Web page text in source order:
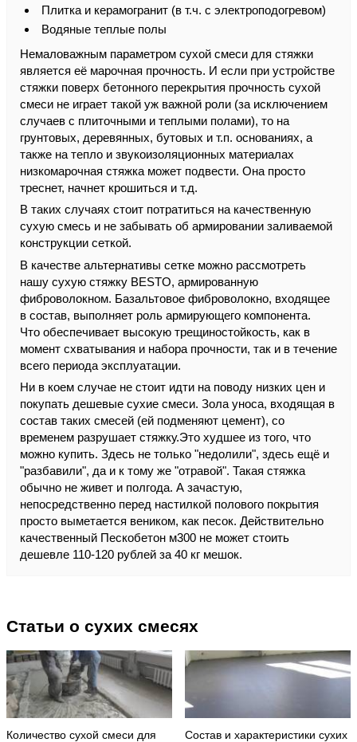
Плитка и керамогранит (в т.ч. с электроподогревом)
Водяные теплые полы
Немаловажным параметром сухой смеси для стяжки
является её марочная прочность. И если при устройстве
стяжки поверх бетонного перекрытия прочность сухой
смеси не играет такой уж важной роли (за исключением
случаев с плиточными и теплыми полами), то на
грунтовых, деревянных, бутовых и т.п. основаниях, а
также на тепло и звукоизоляционных материалах
низкомарочная стяжка может подвести. Она просто
треснет, начнет крошиться и т.д.
В таких случаях стоит потратиться на качественную
сухую смесь и не забывать об армировании заливаемой
конструкции сеткой.
В качестве альтернативы сетке можно рассмотреть
нашу сухую стяжку BESTO, армированную
фиброволокном. Базальтовое фиброволокно, входящее
в состав, выполняет роль армирующего компонента.
Что обеспечивает высокую трещиностойкость, как в
момент схватывания и набора прочности, так и в течение
всего периода эксплуатации.
Ни в коем случае не стоит идти на поводу низких цен и
покупать дешевые сухие смеси. Зола уноса, входящая в
состав таких смесей (ей подменяют цемент), со
временем разрушает стяжку.Это худшее из того, что
можно купить. Здесь не только "недолили", здесь ещё и
"разбавили", да и к тому же "отравой". Такая стяжка
обычно не живет и полгода. А зачастую,
непосредственно перед настилкой полового покрытия
просто выметается веником, как песок. Действительно
качественный Пескобетон м300 не может стоить
дешевле 110-120 рублей за 40 кг мешок.
Статьи о сухих смесях
Количество сухой смеси для
Состав и характеристики сухих